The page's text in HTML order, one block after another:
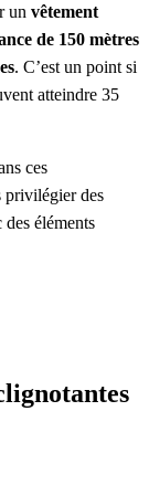
un vêtement
de 150 mètres
. C’est un point si
atteindre 35
ces
privilégier des
éléments